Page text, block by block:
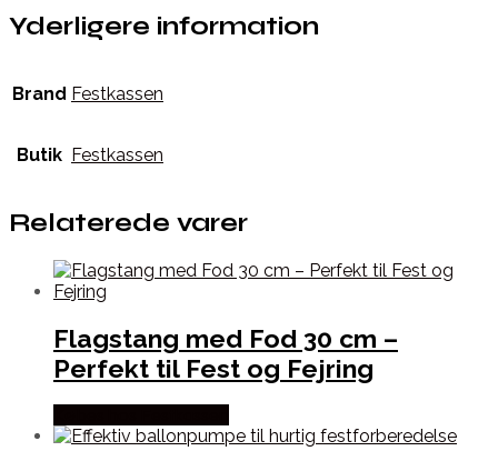
Yderligere information
Brand Festkassen
Butik Festkassen
Relaterede varer
Flagstang med Fod 30 cm –
Perfekt til Fest og Fejring